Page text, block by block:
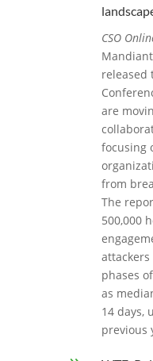
CSO
released
are
focusing
from
The
500,000
phases
as
14 days,
previous